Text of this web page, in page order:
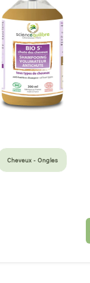
Cheveux - Ongles